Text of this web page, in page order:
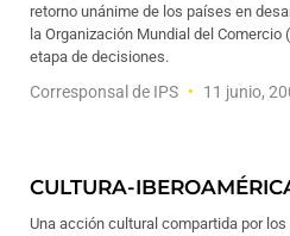
retorno unánime de los países en
la Organización Mundial del Comercio
etapa de decisiones.
Corresponsal de IPS 11 junio,
CULTURA-
Una acción cultural compartida por